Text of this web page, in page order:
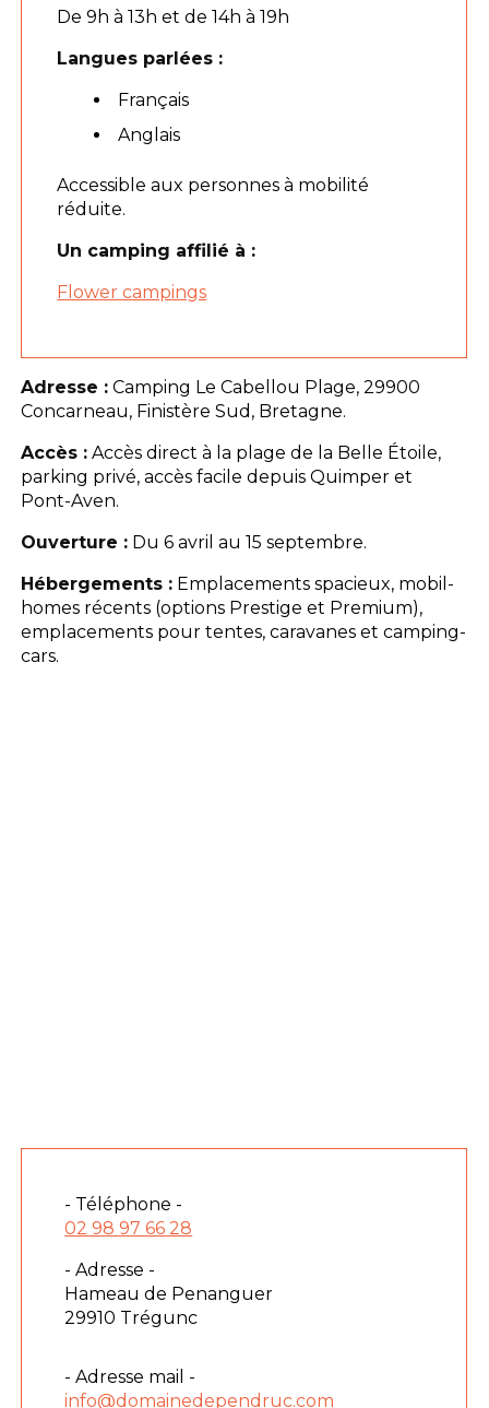
De 9h à 13h et de 14h à 19h
Langues parlées :
Français
Anglais
Accessible aux personnes à mobilité
réduite.
Un camping affilié à :
Flower campings
Adresse : Camping Le Cabellou Plage, 29900
Concarneau, Finistère Sud, Bretagne.
Accès : Accès direct à la plage de la Belle Étoile,
parking privé, accès facile depuis Quimper et
Pont-Aven.
Ouverture : Du 6 avril au 15 septembre.
Hébergements : Emplacements spacieux, mobil-
homes récents (options Prestige et Premium),
emplacements pour tentes, caravanes et camping-
cars.
- Téléphone -
02 98 97 66 28
- Adresse -
Hameau de Penanguer
29910 Trégunc
- Adresse mail -
info@domainedependruc.com